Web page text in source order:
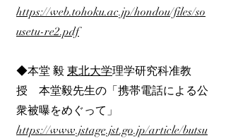
https://web.tohoku.ac.jp/hondou/files/so
usetu-re2.pdf
◆本堂 毅 東北大学理学研究科准教
授 本堂毅先生の「携帯電話による公
衆被曝をめぐって」
https://www.jstage.jst.go.jp/article/butsu